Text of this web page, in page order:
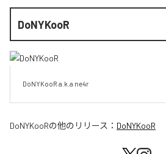
DoNYKooR
DoNYKooR a.k.a ne4r
DoNYKooRの他のリリース： DoNYKooR